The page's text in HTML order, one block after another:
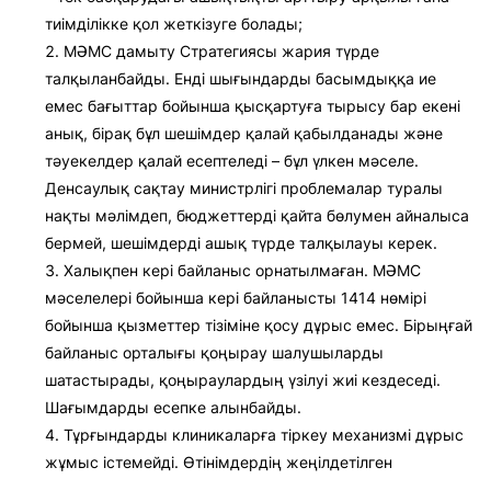
тиімділікке қол жеткізуге болады;
МӘМС дамыту Стратегиясы жария түрде
талқыланбайды. Енді шығындарды басымдыққа ие
емес бағыттар бойынша қысқартуға тырысу бар екені
анық, бірақ бұл шешімдер қалай қабылданады және
тәуекелдер қалай есептеледі – бұл үлкен мәселе.
Денсаулық сақтау министрлігі проблемалар туралы
нақты мәлімдеп, бюджеттерді қайта бөлумен айналыса
бермей, шешімдерді ашық түрде талқылауы керек.
Халықпен кері байланыс орнатылмаған. МӘМС
мәселелері бойынша кері байланысты 1414 нөмірі
бойынша қызметтер тізіміне қосу дұрыс емес. Бірыңғай
байланыс орталығы қоңырау шалушыларды
шатастырады, қоңыраулардың үзілуі жиі кездеседі.
Шағымдарды есепке алынбайды.
Тұрғындарды клиникаларға тіркеу механизмі дұрыс
жұмыс істемейді. Өтінімдердің жеңілдетілген